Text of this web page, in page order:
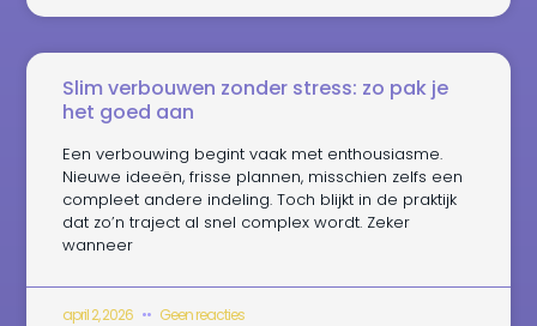
Slim verbouwen zonder stress: zo pak je
het goed aan
Een verbouwing begint vaak met enthousiasme.
Nieuwe ideeën, frisse plannen, misschien zelfs een
compleet andere indeling. Toch blijkt in de praktijk
dat zo’n traject al snel complex wordt. Zeker
wanneer
april 2, 2026 Geen reacties